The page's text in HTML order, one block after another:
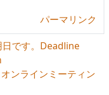
パーマリンク
です。Deadline
ンラインミーティン